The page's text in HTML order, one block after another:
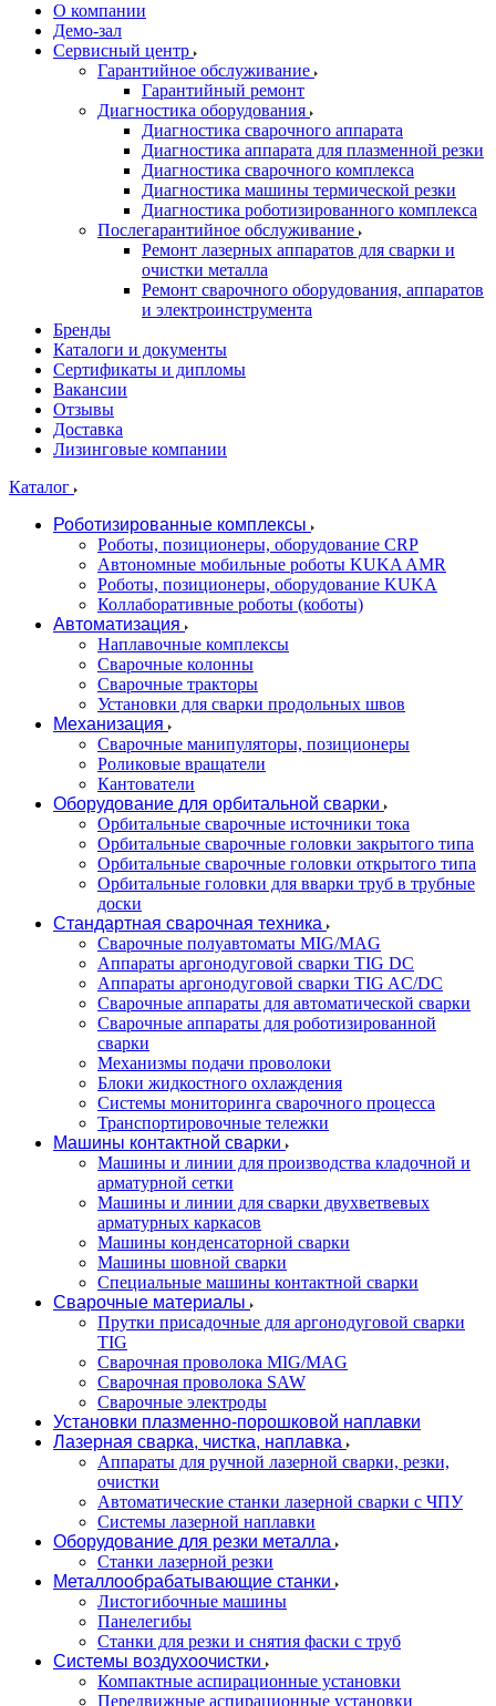
О компании
Демо-зал
Сервисный центр
Гарантийное обслуживание
Гарантийный ремонт
Диагностика оборудования
Диагностика сварочного аппарата
Диагностика аппарата для плазменной резки
Диагностика сварочного комплекса
Диагностика машины термической резки
Диагностика роботизированного комплекса
Послегарантийное обслуживание
Ремонт лазерных аппаратов для сварки и
очистки металла
Ремонт сварочного оборудования, аппаратов
и электроинструмента
Бренды
Каталоги и документы
Сертификаты и дипломы
Вакансии
Отзывы
Доставка
Лизинговые компании
Каталог
Роботизированные комплексы
Роботы, позиционеры, оборудование CRP
Автономные мобильные роботы KUKA AMR
Роботы, позиционеры, оборудование KUKA
Коллаборативные роботы (коботы)
Автоматизация
Наплавочные комплексы
Сварочные колонны
Сварочные тракторы
Установки для сварки продольных швов
Механизация
Сварочные манипуляторы, позиционеры
Роликовые вращатели
Кантователи
Оборудование для орбитальной сварки
Орбитальные сварочные источники тока
Орбитальные сварочные головки закрытого типа
Орбитальные сварочные головки открытого типа
Орбитальные головки для вварки труб в трубные
доски
Стандартная сварочная техника
Сварочные полуавтоматы MIG/MAG
Аппараты аргонодуговой сварки TIG DC
Аппараты аргонодуговой сварки TIG AC/DC
Сварочные аппараты для автоматической сварки
Сварочные аппараты для роботизированной
сварки
Механизмы подачи проволоки
Блоки жидкостного охлаждения
Системы мониторинга сварочного процесса
Транспортировочные тележки
Машины контактной сварки
Машины и линии для производства кладочной и
арматурной сетки
Машины и линии для сварки двухветвевых
арматурных каркасов
Машины конденсаторной сварки
Машины шовной сварки
Специальные машины контактной сварки
Сварочные материалы
Прутки присадочные для аргонодуговой сварки
TIG
Сварочная проволока MIG/MAG
Сварочная проволока SAW
Сварочные электроды
Установки плазменно-порошковой наплавки
Лазерная сварка, чистка, наплавка
Аппараты для ручной лазерной сварки, резки,
очистки
Автоматические станки лазерной сварки с ЧПУ
Системы лазерной наплавки
Оборудование для резки металла
Станки лазерной резки
Металлообрабатывающие станки
Листогибочные машины
Панелегибы
Станки для резки и снятия фаски с труб
Системы воздухоочистки
Компактные аспирационные установки
Передвижные аспирационные установки